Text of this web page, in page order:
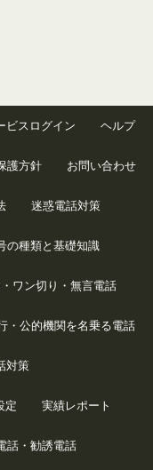
ビスログイン ヘルプ
護方針 お問い合わせ
迷惑電話対策
の種類と基礎知識
ワン切り・無言電話
・公的機関を名乗る電話
対策
定 実績レポート
話・勧誘電話